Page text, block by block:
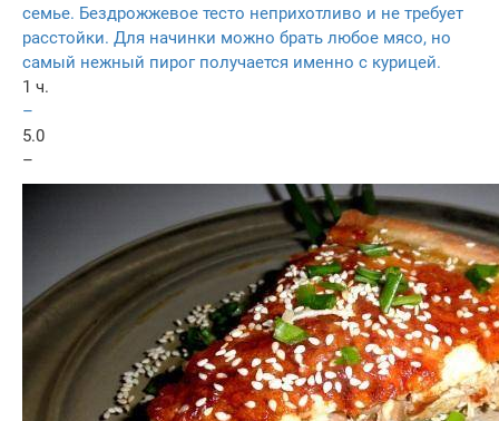
семье. Бездрожжевое тесто неприхотливо и не требует
расстойки. Для начинки можно брать любое мясо, но
самый нежный пирог получается именно с курицей.
1 ч.
–
5.0
–